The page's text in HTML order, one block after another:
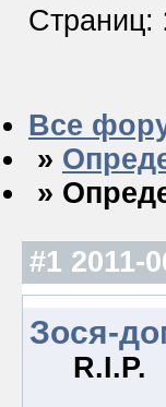
Страниц:
Все
»
»
#1 2011-
Зося-
R.I.P.